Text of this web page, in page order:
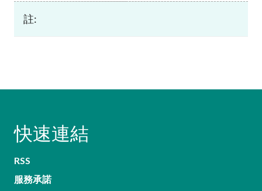
註:
快速連結
RSS
服務承諾